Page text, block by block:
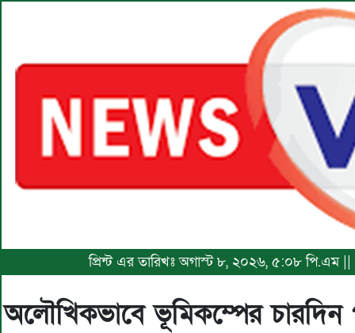
প্রিন্ট এর তারিখঃ অগাস্ট ৮, ২০২৬, ৫:০৮ পি.এম
অলৌখিকভাবে ভূমিকম্পের চারদিন